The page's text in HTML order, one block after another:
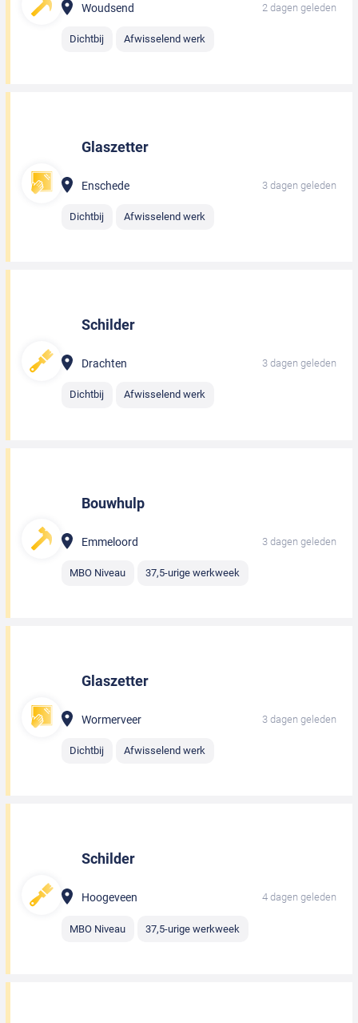
Woudsend 2 dagen geleden
Dichtbij Afwisselend werk
Glaszetter
Enschede 3 dagen geleden
Dichtbij Afwisselend werk
Schilder
Drachten 3 dagen geleden
Dichtbij Afwisselend werk
Bouwhulp
Emmeloord 3 dagen geleden
MBO Niveau 37,5-urige werkweek
Glaszetter
Wormerveer 3 dagen geleden
Dichtbij Afwisselend werk
Schilder
Hoogeveen 4 dagen geleden
MBO Niveau 37,5-urige werkweek